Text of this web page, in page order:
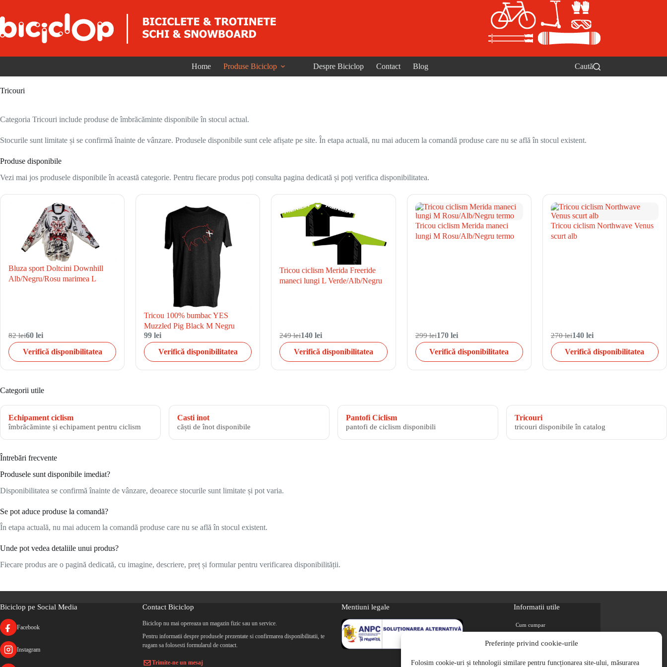
Preferințe privind cookie-urile
Folosim cookie-uri și tehnologii similare pentru funcționarea site-ului, măsurarea
Home Produse Biciclop Despre Biciclop Contact Blog Caută
Tricouri
Categoria Tricouri include produse de îmbrăcăminte disponibile în stocul actual.
Stocurile sunt limitate și se confirmă înainte de vânzare. Produsele disponibile sunt cele afișate pe site. În etapa actuală, nu mai aducem la comandă produse care nu se află în stocul existent.
Produse disponibile
Vezi mai jos produsele disponibile în această categorie. Pentru fiecare produs poți consulta pagina dedicată și poți verifica disponibilitatea.
Bluza sport Doltcini Downhill
Alb/Negru/Rosu marimea L
82 lei60 lei
Verifică disponibilitatea
Tricou 100% bumbac YES
Muzzled Pig Black M Negru
99 lei
Verifică disponibilitatea
Tricou ciclism Merida Freeride
maneci lungi L Verde/Alb/Negru
249 lei140 lei
Verifică disponibilitatea
Tricou ciclism Merida maneci
lungi M Rosu/Alb/Negru termo
299 lei170 lei
Verifică disponibilitatea
Tricou ciclism Northwave Venus
scurt alb
270 lei140 lei
Verifică disponibilitatea
Categorii utile
Echipament ciclism
îmbrăcăminte și echipament pentru ciclism
Casti inot
căști de înot disponibile
Pantofi Ciclism
pantofi de ciclism disponibili
Tricouri
tricouri disponibile în catalog
Întrebări frecvente
Produsele sunt disponibile imediat?
Disponibilitatea se confirmă înainte de vânzare, deoarece stocurile sunt limitate și pot varia.
Se pot aduce produse la comandă?
În etapa actuală, nu mai aducem la comandă produse care nu se află în stocul existent.
Unde pot vedea detaliile unui produs?
Fiecare produs are o pagină dedicată, cu imagine, descriere, preț și formular pentru verificarea disponibilității.
Biciclop pe Social Media
Facebook
Instagram
Contact Biciclop
Biciclop nu mai opereaza un magazin fizic sau un service.
Pentru informatii despre produsele prezentate si confirmarea disponibilitatii, te
rugam sa folosesti formularul de contact.
Trimite-ne un mesaj
Mentiuni legale Informatii utile
Cum cumpar
Magazine partenere